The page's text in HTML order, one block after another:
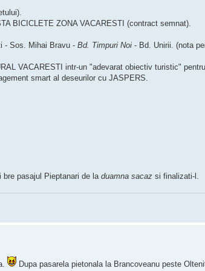
BICICLETE ZONA VACARESTI (contract semnat).
- Sos. Mihai Bravu -Bd. Timpuri Noi - Bd. Unirii. (nota
VACARESTI intr-un "adevarat obiectiv turistic"
smart al deseurilor cu JASPERS.
bre pasajul Pieptanari de laduamna sacaz si finalizati-l.
Dupa pasarela pietonala la Brancoveanu peste